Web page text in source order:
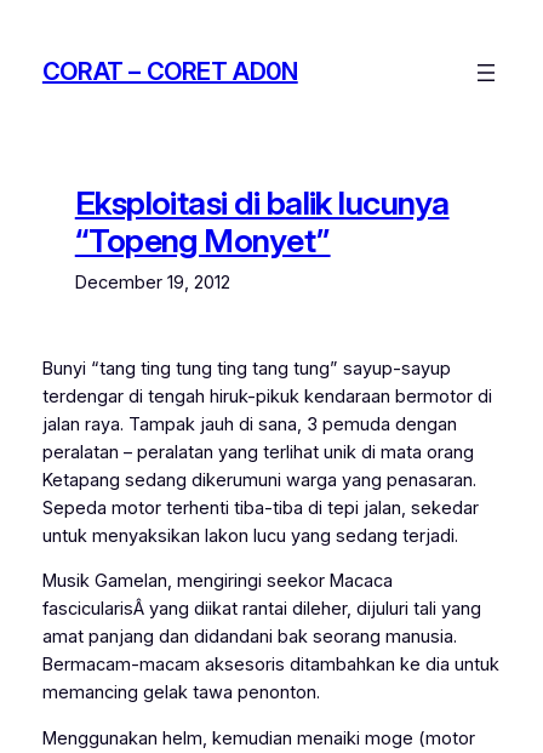
contentCORAT – CORET AD0N
Eksploitasi di balik lucunya
“Topeng Monyet”
December 19, 2012
Bunyi “tang ting tung ting tang tung” sayup-sayup
terdengar di tengah hiruk-pikuk kendaraan bermotor di
jalan raya. Tampak jauh di sana, 3 pemuda dengan
peralatan – peralatan yang terlihat unik di mata orang
Ketapang sedang dikerumuni warga yang penasaran.
Sepeda motor terhenti tiba-tiba di tepi jalan, sekedar
untuk menyaksikan lakon lucu yang sedang terjadi.
Musik Gamelan, mengiringi seekor Macaca
fascicularisÂ yang diikat rantai dileher, dijuluri tali yang
amat panjang dan didandani bak seorang manusia.
Bermacam-macam aksesoris ditambahkan ke dia untuk
memancing gelak tawa penonton.
Menggunakan helm, kemudian menaiki moge (motor